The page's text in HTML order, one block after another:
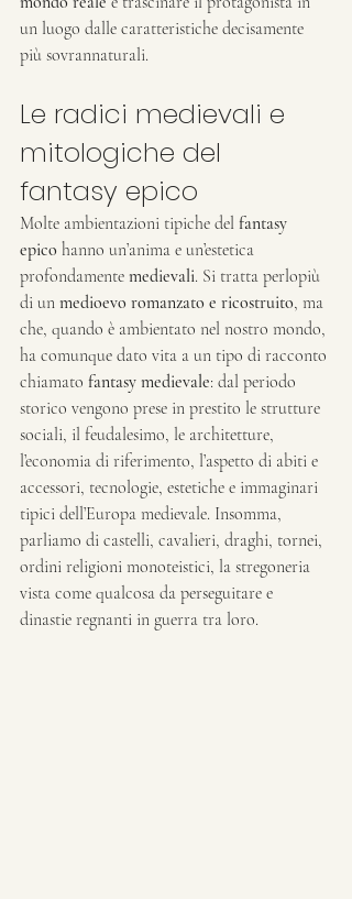
un luogo dalle caratteristiche decisamente
più sovrannaturali.
Le radici medievali e
mitologiche del
fantasy epico
Molte ambientazioni tipiche del fantasy
epico hanno un’anima e un’estetica
profondamente medievali. Si tratta perlopiù
di un medioevo romanzato e ricostruito, ma
che, quando è ambientato nel nostro mondo,
ha comunque dato vita a un tipo di racconto
chiamato fantasy medievale: dal periodo
storico vengono prese in prestito le strutture
sociali, il feudalesimo, le architetture,
l’economia di riferimento, l’aspetto di abiti e
accessori, tecnologie, estetiche e immaginari
tipici dell’Europa medievale. Insomma,
parliamo di castelli, cavalieri, draghi, tornei,
ordini religioni monoteistici, la stregoneria
vista come qualcosa da perseguitare e
dinastie regnanti in guerra tra loro.